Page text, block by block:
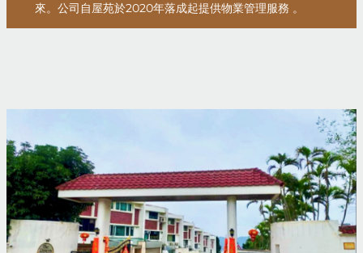
來。公司自屋苑於2020年落成起提供物業管理服務 。